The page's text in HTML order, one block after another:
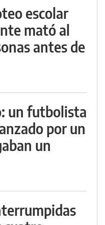
escolar
mató al
antes de
un futbolista
por un
un